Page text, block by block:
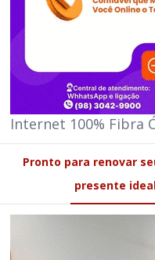
Internet 100% Fibra
Pronto para renovar
presente